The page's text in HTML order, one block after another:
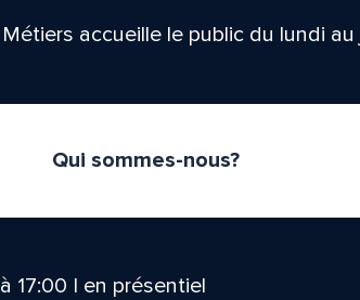
accueille le public du lundi
Qui sommes-nous?
à 17:00 | en présentiel